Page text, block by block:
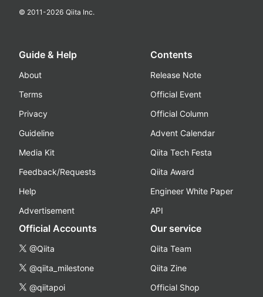
© 2011-2026 Qiita Inc.
Guide & Help
About
Terms
Privacy
Guideline
Media Kit
Feedback/Requests
Help
Advertisement
Contents
Release Note
Official Event
Official Column
Advent Calendar
Qiita Tech Festa
Qiita Award
Engineer White Paper
API
Official Accounts
@Qiita
@qiita_milestone
@qiitapoi
Our service
Qiita Team
Qiita Zine
Official Shop